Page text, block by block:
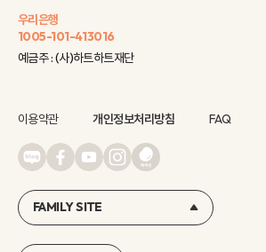
우리은행
1005-101-413016
예금주 : (사)하트하트재단
이용약관 개인정보처리방침 FAQ
FAMILY SITE